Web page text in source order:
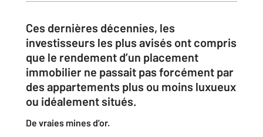
Ces dernières décennies, les
investisseurs les plus avisés ont compris
que le rendement d’un placement
immobilier ne passait pas forcément par
des appartements plus ou moins luxueux
ou idéalement situés.
De vraies mines d’or.